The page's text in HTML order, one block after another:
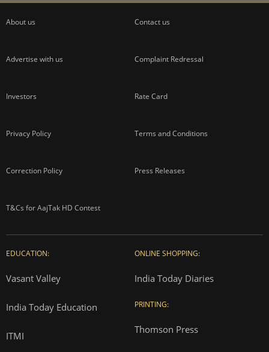
About us Contact us
Advertise with us Complaint Redressal
Investors Rate Card
Privacy Policy Terms and Conditions
Correction Policy Press Releases
T&Cs for AajTak HD Contest
EDUCATION:
Vasant Valley
India Today Education
ITMI
ONLINE SHOPPING:
India Today Diaries
PRINTING:
Thomson Press